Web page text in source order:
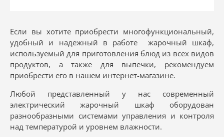
Если вы хотите приобрести многофункциональный,
удобный и надежный в работе жарочный шкаф,
используемый для приготовления блюд из всех видов
продуктов, а также для выпечки, рекомендуем
приобрести его в нашем интернет-магазине.
Любой представленный у нас современный
электрический жарочный шкаф оборудован
разнообразными системами управления и контроля
над температурой и уровнем влажности.